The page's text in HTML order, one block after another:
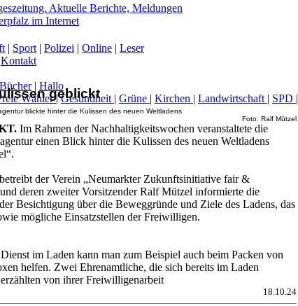
geblickt
blickte hinter die Kulissen des neuen Weltladens
Foto: Ralf Mützel
Im Rahmen der Nachhaltigkeitswochen veranstaltete die
einen Blick hinter die Kulissen des neuen Weltladens
der Verein „Neumarkter Zukunftsinitiative fair &
deren zweiter Vorsitzender Ralf Mützel informierte die
Besichtigung über die Beweggründe und Ziele des Ladens, das
mögliche Einsatzstellen der Freiwilligen.
im Laden kann man zum Beispiel auch beim Packen von
helfen. Zwei Ehrenamtliche, die sich bereits im Laden
von ihrer Freiwilligenarbeit
18.10.24
| Sport | Polizei | Online | Leser
Kontakt
Bücher| Hallo
Wähler|Gesundheit | Grüne | Kirchen | Landwirtschaft | SPD |